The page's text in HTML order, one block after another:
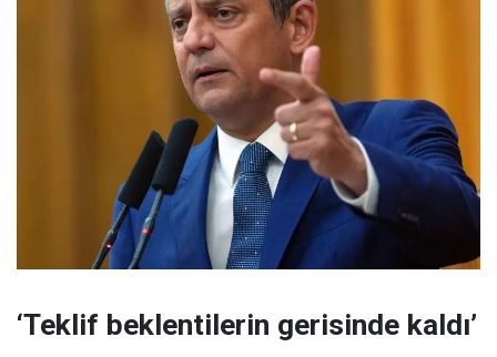
‘Teklif beklentilerin gerisinde kaldı’